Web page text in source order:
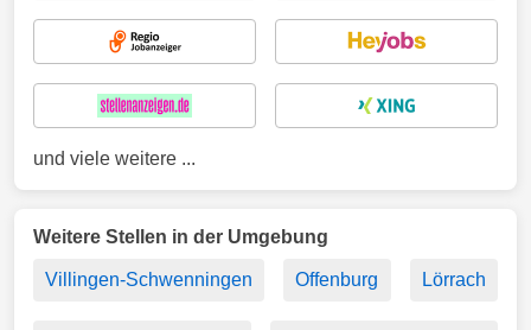
und viele weitere ...
Weitere Stellen in der Umgebung
Villingen-Schwenningen Offenburg Lörrach